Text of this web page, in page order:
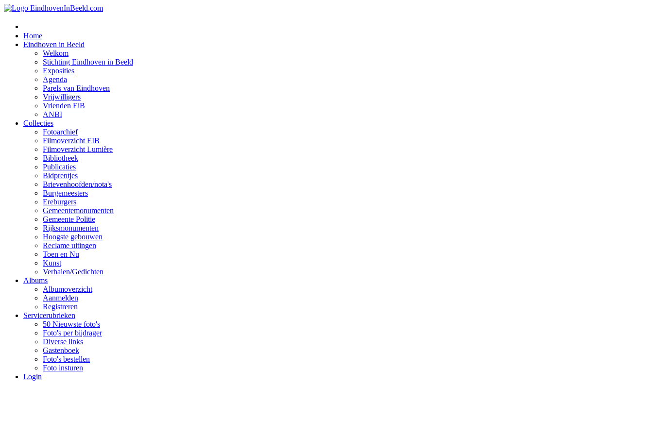
Home
Eindhoven in Beeld
Welkom
Stichting Eindhoven in Beeld
Exposities
Agenda
Parels van Eindhoven
Vrijwilligers
Vrienden EiB
ANBI
Collecties
Fotoarchief
Filmoverzicht EIB
Filmoverzicht Lumière
Bibliotheek
Publicaties
Bidprentjes
Brievenhoofden/nota's
Burgemeesters
Ereburgers
Gemeentemonumenten
Gemeente Politie
Rijksmonumenten
Hoogste gebouwen
Reclame uitingen
Toen en Nu
Kunst
Verhalen/Gedichten
Albums
Albumoverzicht
Aanmelden
Registreren
Servicerubrieken
50 Nieuwste foto's
Foto's per bijdrager
Diverse links
Gastenboek
Foto's bestellen
Foto insturen
Login